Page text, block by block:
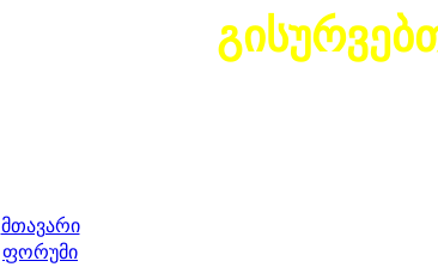
მთავარი
ფორუმი